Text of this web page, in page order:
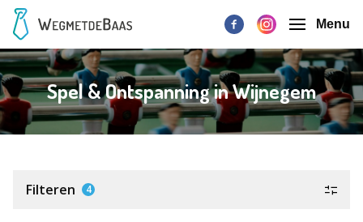
Menu
Spel & Ontspanning in Wijnegem
Filteren 4